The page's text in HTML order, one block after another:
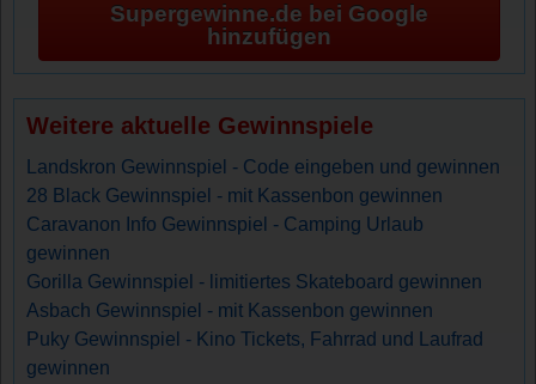
Supergewinne.de bei Google
hinzufügen
Weitere aktuelle Gewinnspiele
Landskron Gewinnspiel - Code eingeben und gewinnen
28 Black Gewinnspiel - mit Kassenbon gewinnen
Caravanon Info Gewinnspiel - Camping Urlaub
gewinnen
Gorilla Gewinnspiel - limitiertes Skateboard gewinnen
Asbach Gewinnspiel - mit Kassenbon gewinnen
Puky Gewinnspiel - Kino Tickets, Fahrrad und Laufrad
gewinnen